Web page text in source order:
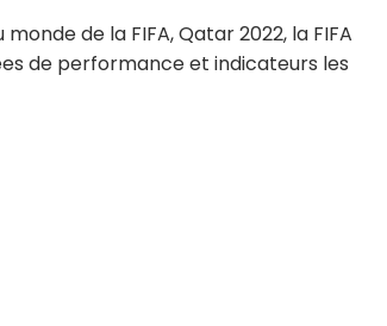
de la FIFA, Qatar 2022, la FIFA
de performance et indicateurs les